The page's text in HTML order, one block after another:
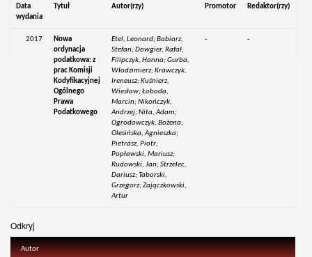
Data
wydania
Tytuł Autor(rzy) Promotor Redaktor(rzy)
2017
Nowa
ordynacja
podatkowa: z
prac Komisji
Kodyfikacyjnej
Ogólnego
Prawa
Podatkowego
Etel, Leonard; Babiarz,
Stefan; Dowgier, Rafał;
Filipczyk, Hanna; Gurba,
Włodzimierz; Krawczyk,
Ireneusz; Kuśnierz,
Wiesław; Łoboda,
Marcin; Nikończyk,
Andrzej; Nita, Adam;
Ogrodowczyk, Bożena;
Olesińska, Agnieszka;
Pietrasz, Piotr;
Popławski, Mariusz;
Rudowski, Jan; Strzelec,
Dariusz; Taborski,
Grzegorz; Zajączkowski,
Artur
- -
Odkryj
Autor